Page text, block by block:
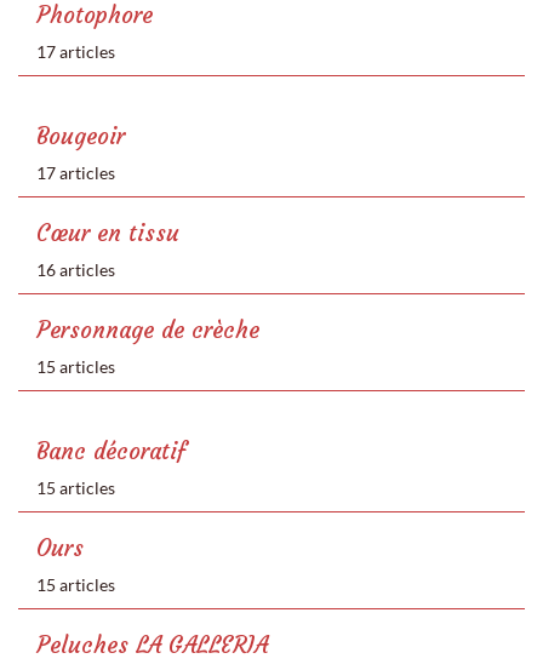
Photophore
17 articles
Bougeoir
17 articles
Cœur en tissu
16 articles
Personnage de crèche
15 articles
Banc décoratif
15 articles
Ours
15 articles
Peluches LA GALLERIA